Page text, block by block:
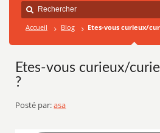
Accueil Blog Etes-vous curieux/
Etes-vous curieux/
?
Posté par:asa